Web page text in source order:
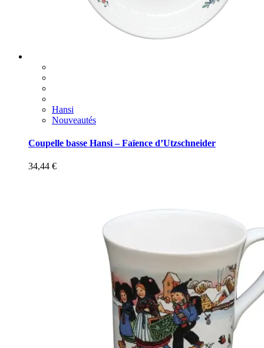
Hansi
Nouveautés
Coupelle basse Hansi – Faïence d’Utzschneider
34,44 €